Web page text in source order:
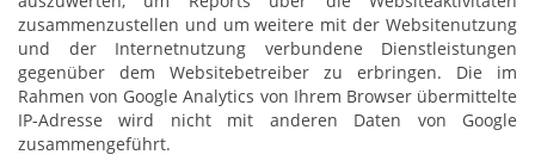
zusammenzustellen und um weitere mit der Websitenutzung
und der Internetnutzung verbundene Dienstleistungen
gegenüber dem Websitebetreiber zu erbringen. Die im
Rahmen von Google Analytics von Ihrem Browser übermittelte
IP-Adresse wird nicht mit anderen Daten von Google
zusammengeführt.